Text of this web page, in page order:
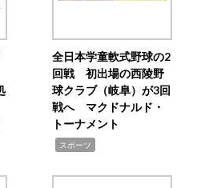
全日本学童軟式野球の2
回戦 初出場の西陵野
球クラブ（岐阜）が3回
戦へ マクドナルド・
トーナメント
スポーツ